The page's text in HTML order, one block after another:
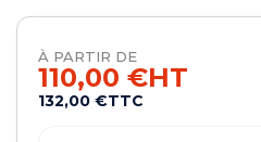
À PARTIR DE
110,00 €HT
132,00 €TTC